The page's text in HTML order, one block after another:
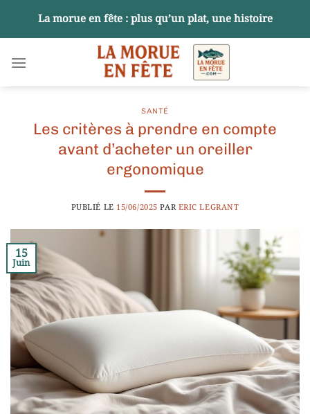
contenu
La morue en fête : plus qu’un plat, une histoire
SANTÉ
Les critères à prendre en compte
avant d’acheter un oreiller
ergonomique
PUBLIÉ LE 15/06/2025 PAR ERIC LEGRANT
15
Juin